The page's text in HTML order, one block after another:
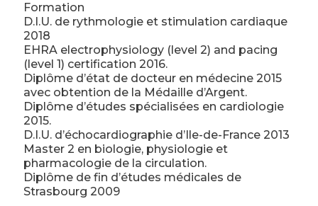
Formation
D.I.U. de rythmologie et stimulation cardiaque
2018
EHRA electrophysiology (level 2) and pacing
(level 1) certification 2016.
Diplôme d’état de docteur en médecine 2015
avec obtention de la Médaille d’Argent.
Diplôme d’études spécialisées en cardiologie
2015.
D.I.U. d’échocardiographie d’Ile-de-France 2013
Master 2 en biologie, physiologie et
pharmacologie de la circulation.
Diplôme de fin d’études médicales de
Strasbourg 2009